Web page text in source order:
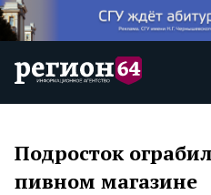
Подросток
пивном магазине